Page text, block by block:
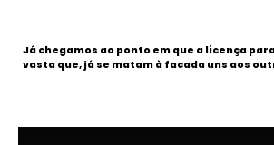
Já chegamos ao ponto em que a licença
vasta que, já se matam à facada uns aos